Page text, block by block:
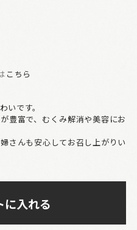
こちら
いです。
豊富で、むくみ解消や美容にお
さんも安心してお召し上がりい
に入れる